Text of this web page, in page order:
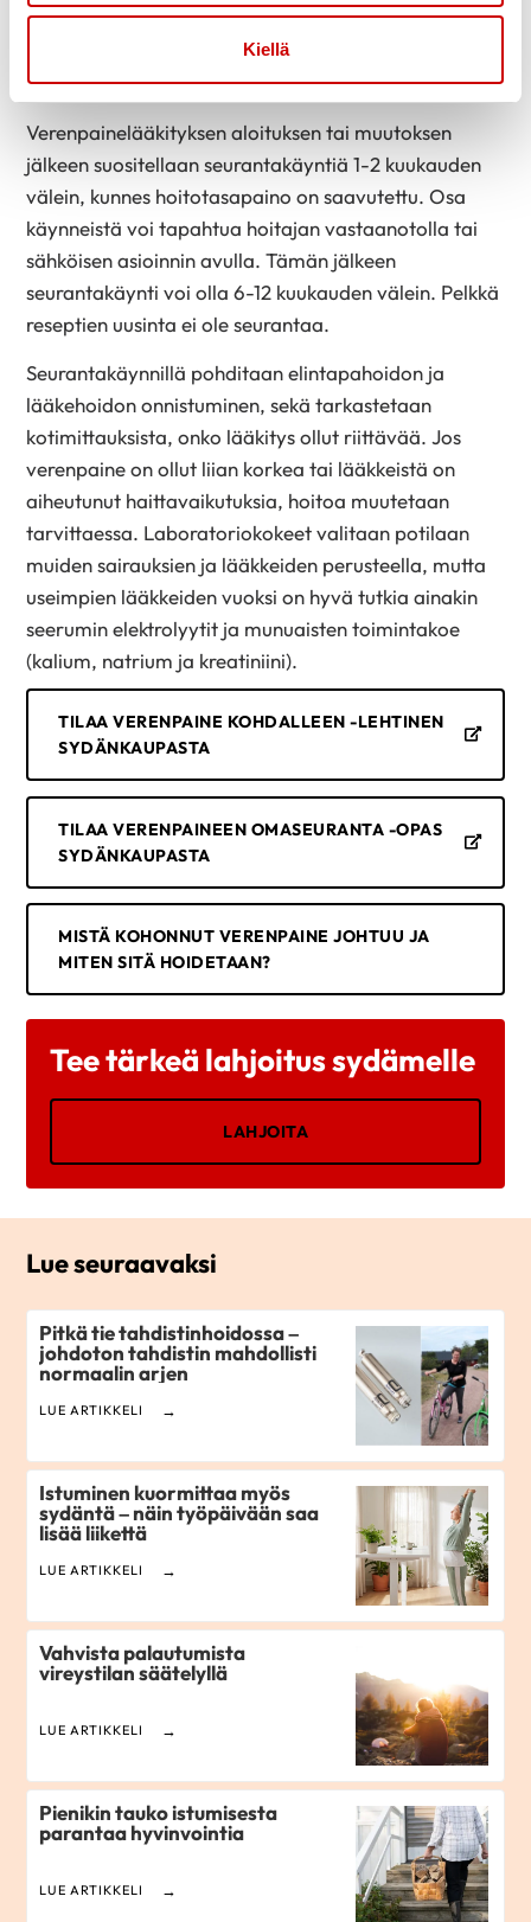
Kiellä
lääkärille.
Verenpainelääkityksen aloituksen tai muutoksen
jälkeen suositellaan seurantakäyntiä 1-2 kuukauden
välein, kunnes hoitotasapaino on saavutettu. Osa
käynneistä voi tapahtua hoitajan vastaanotolla tai
sähköisen asioinnin avulla. Tämän jälkeen
seurantakäynti voi olla 6-12 kuukauden välein. Pelkkä
reseptien uusinta ei ole seurantaa.
Seurantakäynnillä pohditaan elintapahoidon ja
lääkehoidon onnistuminen, sekä tarkastetaan
kotimittauksista, onko lääkitys ollut riittävää. Jos
verenpaine on ollut liian korkea tai lääkkeistä on
aiheutunut haittavaikutuksia, hoitoa muutetaan
tarvittaessa. Laboratoriokokeet valitaan potilaan
muiden sairauksien ja lääkkeiden perusteella, mutta
useimpien lääkkeiden vuoksi on hyvä tutkia ainakin
seerumin elektrolyytit ja munuaisten toimintakoe
(kalium, natrium ja kreatiniini).
TILAA VERENPAINE KOHDALLEEN -LEHTINEN
SYDÄNKAUPASTA
TILAA VERENPAINEEN OMASEURANTA -OPAS
SYDÄNKAUPASTA
MISTÄ KOHONNUT VERENPAINE JOHTUU JA
MITEN SITÄ HOIDETAAN?
Tee tärkeä lahjoitus sydämelle
LAHJOITA
Lue seuraavaksi
Pitkä tie tahdistinhoidossa –
johdoton tahdistin mahdollisti
normaalin arjen
LUE ARTIKKELI
Istuminen kuormittaa myös
sydäntä – näin työpäivään saa
lisää liikettä
LUE ARTIKKELI
Vahvista palautumista
vireystilan säätelyllä
LUE ARTIKKELI
Pienikin tauko istumisesta
parantaa hyvinvointia
LUE ARTIKKELI